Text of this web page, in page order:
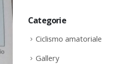
Categorie
Ciclismo amatoriale
Gallery